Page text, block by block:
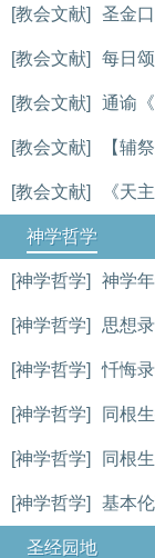
[教会文献] 圣金
[教会文献] 每日
[教会文献] 通谕
[教会文献] 【辅
[教会文献] 《天
神学哲学
[神学哲学] 神学年
[神学哲学] 思想录
[神学哲学] 忏悔
[神学哲学] 同根
[神学哲学] 同根
[神学哲学] 基本
圣经园地